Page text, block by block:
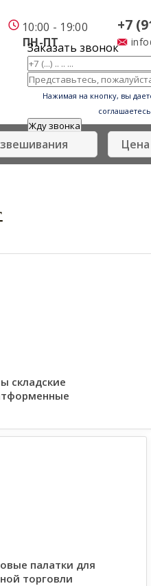
10:00 - 19:00
ПН-ПТ
+7
Заказать звонок
Нажимая на кнопку, вы
складские
палатки для
торговли